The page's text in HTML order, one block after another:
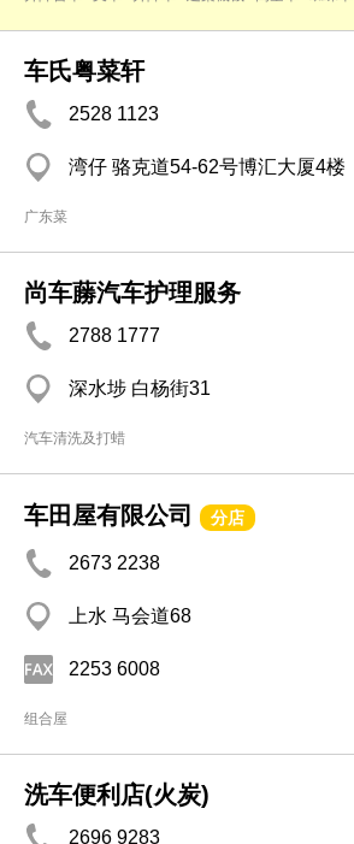
车氏粤菜轩
2528 1123
湾仔 骆克道54-62号博汇大厦4楼
广东菜
尚车蕂汽车护理服务
2788 1777
深水埗 白杨街31
汽车清洗及打蜡
车田屋有限公司 分店
2673 2238
上水 马会道68
2253 6008
组合屋
洗车便利店(火炭)
2696 9283